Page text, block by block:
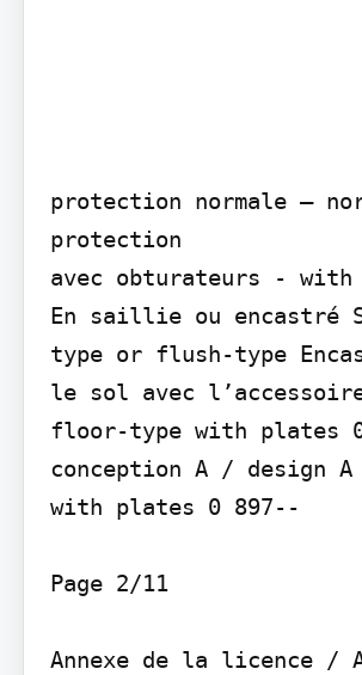
protection normale –
protection
avec obturateurs - with
En saillie ou encastré
type or flush-type
le sol avec
floor-type with plates
conception A / design A
with plates 0 897--
Page 2/11
Annexe de la licence /